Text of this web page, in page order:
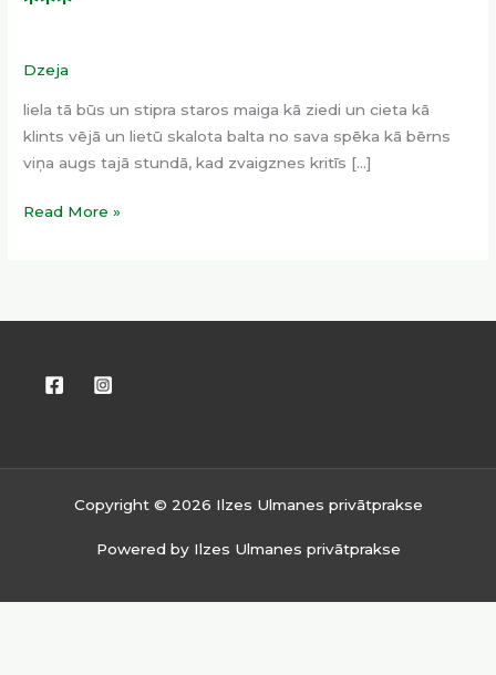
Dzeja
liela tā būs un stipra staros maiga kā ziedi un cieta kā
klints vējā un lietū skalota balta no sava spēka kā bērns
viņa augs tajā stundā, kad zvaigznes kritīs […]
Read More »
Copyright © 2026 Ilzes Ulmanes privātprakse
Powered by Ilzes Ulmanes privātprakse